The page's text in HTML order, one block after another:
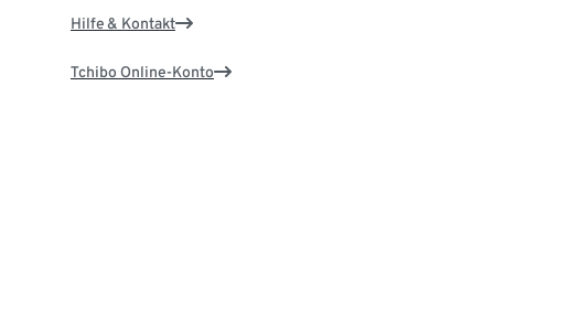
Hilfe & Kontakt
Tchibo Online-Konto